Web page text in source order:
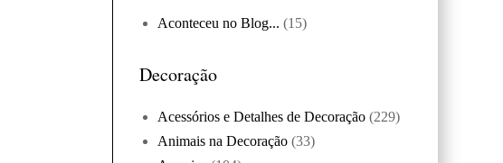
Aconteceu no Blog... (15)
Decoração
Acessórios e Detalhes de Decoração (229)
Animais na Decoração (33)